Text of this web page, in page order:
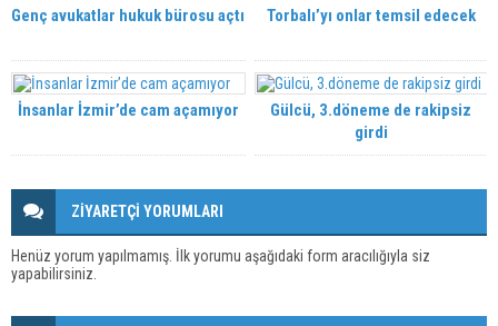
Genç avukatlar hukuk bürosu açtı Torbalı’yı onlar temsil edecek
İnsanlar İzmir’de cam açamıyor
Gülcü, 3.döneme de rakipsiz
girdi
ZİYARETÇİ YORUMLARI
Henüz yorum yapılmamış. İlk yorumu aşağıdaki form aracılığıyla siz
yapabilirsiniz.